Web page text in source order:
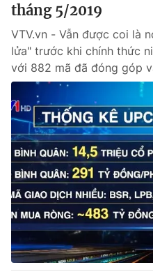
tháng 5/2019
VTV.vn - Vẫn được coi là
lửa" trước khi chính thức
với 882 mã đã đóng góp